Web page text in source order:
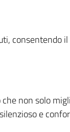
non solo
e